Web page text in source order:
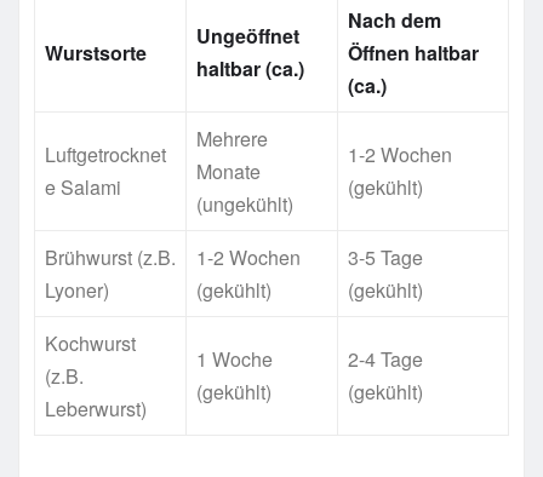
Wurstsorte
Ungeöffnet
haltbar (ca.)
Nach dem
Öffnen haltbar
(ca.)
Luftgetrocknet
e Salami
Mehrere
Monate
(ungekühlt)
1-2 Wochen
(gekühlt)
Brühwurst (z.B.
Lyoner)
1-2 Wochen
(gekühlt)
3-5 Tage
(gekühlt)
Kochwurst
(z.B.
Leberwurst)
1 Woche
(gekühlt)
2-4 Tage
(gekühlt)